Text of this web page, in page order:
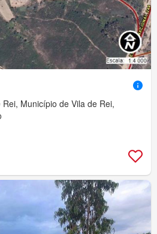
Município de Vila de Rei,